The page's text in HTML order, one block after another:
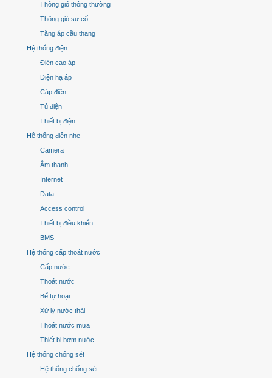
Thông gió thông thường
Thông gió sự cố
Tăng áp cầu thang
Hệ thống điện
Điện cao áp
Điện hạ áp
Cáp điện
Tủ điện
Thiết bị điện
Hệ thống điện nhẹ
Camera
Âm thanh
Internet
Data
Access control
Thiết bị điều khiển
BMS
Hệ thống cấp thoát nước
Cấp nước
Thoát nước
Bể tự hoại
Xử lý nước thải
Thoát nước mưa
Thiết bị bơm nước
Hệ thống chống sét
Hệ thống chống sét